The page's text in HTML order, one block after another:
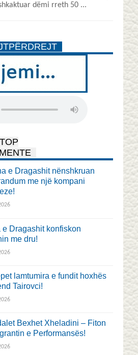
dëmi rreth 50 ...
TOP
e Dragashit nënshkruan
me një kompani
e Dragashit konfiskon
me dru!
lamtumira e fundit hoxhës
Tairovci!
Bexhet Xheladini – Fiton
e Performansës!